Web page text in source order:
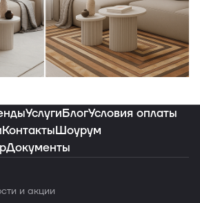
интерьер
подборку
УслугиБлогУсловия оплаты
КонтактыШоурум
Документы
и акции